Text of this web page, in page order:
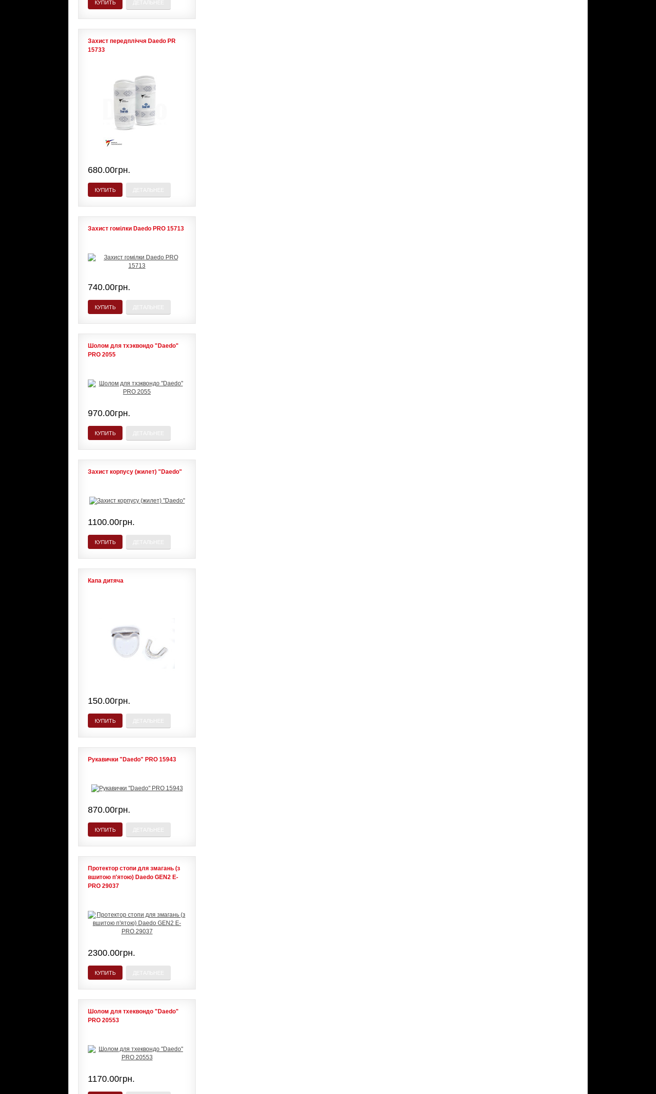
КУПИТЬ
Захист передпліччя Daedo PR
15733
680.00грн.
КУПИТЬ
Захист гомілки Daedo PRO 15713
740.00грн.
КУПИТЬ
Шолом для тхэквондо "Daedo"
PRO 2055
970.00грн.
КУПИТЬ
Захист корпусу (жилет) "Daedo"
1100.00грн.
КУПИТЬ
Капа дитяча
150.00грн.
КУПИТЬ
Рукавички "Daedo" PRO 15943
870.00грн.
КУПИТЬ
Протектор стопи для змагань (з
вшитою п'ятою) Daedo GEN2 E-
PRO 29037
2300.00грн.
КУПИТЬ
Шолом для тхеквондо "Daedo"
PRO 20553
1170.00грн.